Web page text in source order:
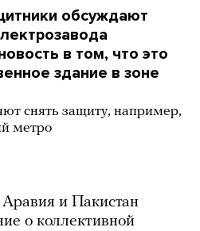
обсуждают
в том, что это
здание в зоне
снять защиту, например,
метро
и Пакистан
о коллективной